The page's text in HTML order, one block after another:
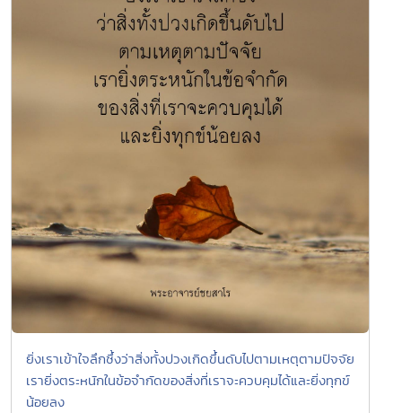
ยิ่งเราเข้าใจลึกซึ้งว่าสิ่งทั้งปวงเกิดขึ้นดับไปตามเหตุตามปัจจัย
เรายิ่งตระหนักในข้อจำกัดของสิ่งที่เราจะควบคุมได้และยิ่งทุกข์
น้อยลง